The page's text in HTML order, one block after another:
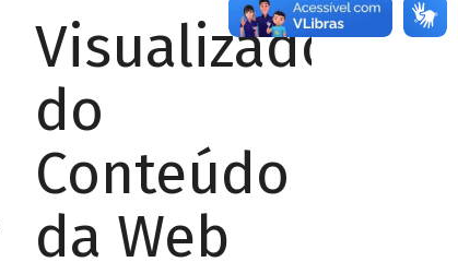
Visualizador
do
Conteúdo
da Web